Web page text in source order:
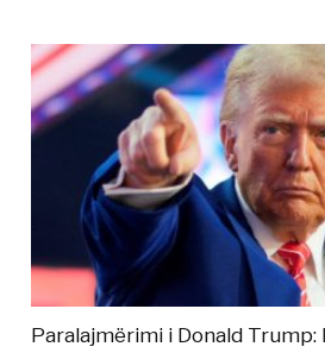
Paralajmërimi i Donald Trump: